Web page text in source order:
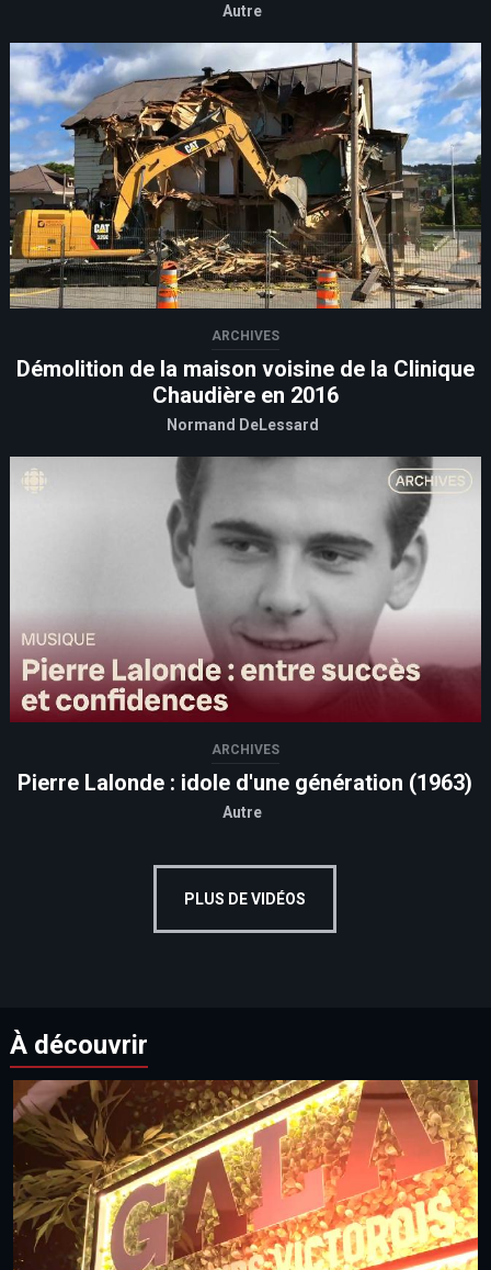
Autre
ARCHIVES
Démolition de la maison voisine de la Clinique
Chaudière en 2016
Normand DeLessard
ARCHIVES
Pierre Lalonde : idole d'une génération (1963)
Autre
PLUS DE VIDÉOS
À découvrir